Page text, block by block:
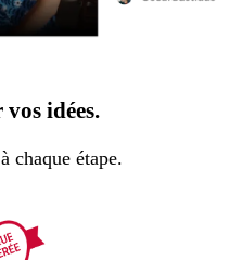
idées.
à chaque étape.